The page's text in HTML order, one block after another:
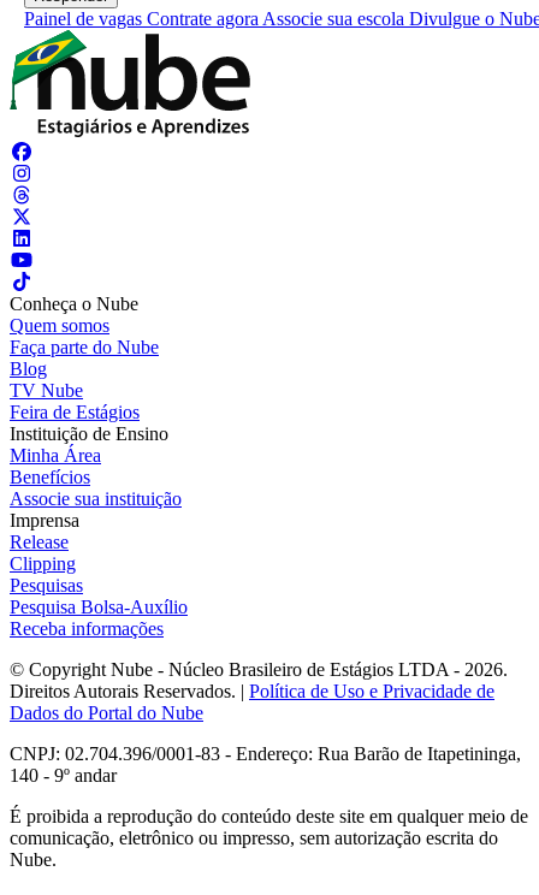
Painel de vagas Contrate agora Associe sua escola Divulgue o
Conheça o Nube
Quem somos
Faça parte do Nube
Blog
TV Nube
Feira de Estágios
Instituição de Ensino
Minha Área
Benefícios
Associe sua instituição
Imprensa
Release
Clipping
Pesquisas
Pesquisa Bolsa-Auxílio
Receba informações
© Copyright Nube - Núcleo Brasileiro de Estágios LTDA - 2026.
Direitos Autorais Reservados. | Política de Uso e Privacidade de
Dados do Portal do Nube
CNPJ: 02.704.396/0001-83 - Endereço: Rua Barão de Itapetininga,
140 - 9º andar
É proibida a reprodução do conteúdo deste site em qualquer meio de
comunicação, eletrônico ou impresso, sem autorização escrita do
Nube.